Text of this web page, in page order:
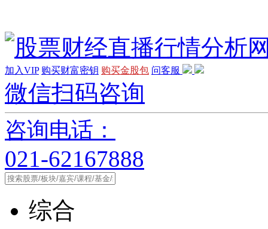
加入VIP 购买财富密钥 购买金股包 问客服
微信扫码咨询
咨询电话：
021-62167888
综合